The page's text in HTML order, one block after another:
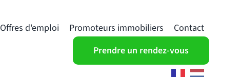
Offres d'emploi Promoteurs immobiliers
Contact
Prendre un rendez-vous